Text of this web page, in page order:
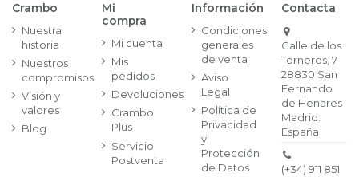
Crambo
Nuestra
historia
Nuestros
compromisos
Visión y
valores
Blog
Mi
compra
Mi cuenta
Mis
pedidos
Devoluciones
Crambo
Plus
Servicio
Postventa
Información
Condiciones
generales
de venta
Aviso
Legal
Política de
Privacidad
y
Protección
de Datos
Contacta
Calle de los
Torneros, 7
28830 San
Fernando
de Henares
Madrid.
España
(+34) 911 851